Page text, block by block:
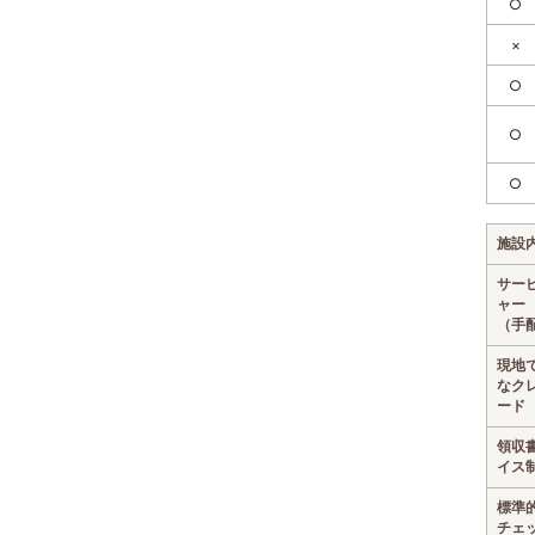
○
×
○
○
○
施設
サー
ャー
（手
現地
なク
ード
領収
イス
標準
チェ